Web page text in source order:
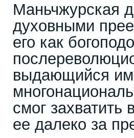
Маньчжурская
духовными
его как
выдающийся
смог захватить
ее далеко за